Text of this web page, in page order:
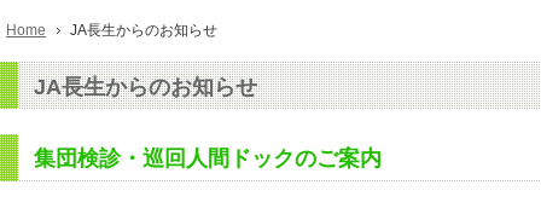
Home JA長生からのお知らせ
JA長生からのお知らせ
集団検診・巡回人間ドックのご案内